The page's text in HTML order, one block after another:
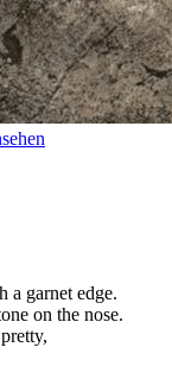
a garnet edge.
on the nose.